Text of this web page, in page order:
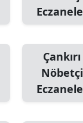
Çankırı
Nöbetçi